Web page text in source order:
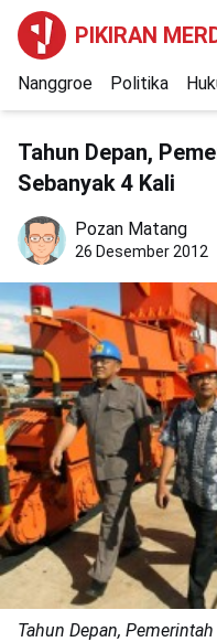
PIKIRAN
Nanggroe Politika
Tahun Depan,
Sebanyak 4 Kali
Pozan Matang
26 Desember 2012
Tahun Depan,